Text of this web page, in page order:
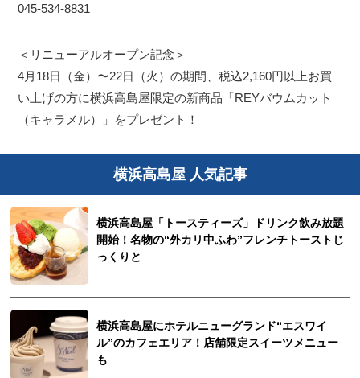
045-534-8831
＜リニューアルオープン記念＞
4月18日（金）〜22日（火）の期間、税込2,160円以上お買
い上げの方に横浜高島屋限定の新商品「REYバウムカット
（キャラメル）」をプレゼント！
横浜高島屋 人気記事
横浜高島屋「トースティーズ」ドリンク飲み放題
開始！名物の“外カリ中ふわ”フレンチトーストじ
っくりと
横浜高島屋にホテルニューグランド“エスワイ
ル”のカフェエリア！店舗限定スイーツメニュー
も